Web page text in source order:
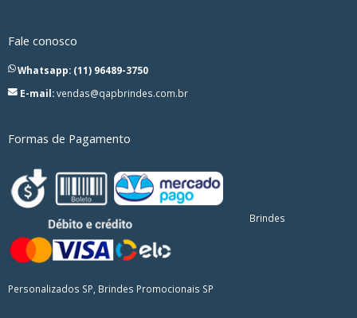
Fale conosco
Whatsapp: (11) 96489-3750
E-mail:vendas@qapbrindes.com.br
Formas de Pagamento
Brindes
Personalizados SP, Brindes Promocionais SP